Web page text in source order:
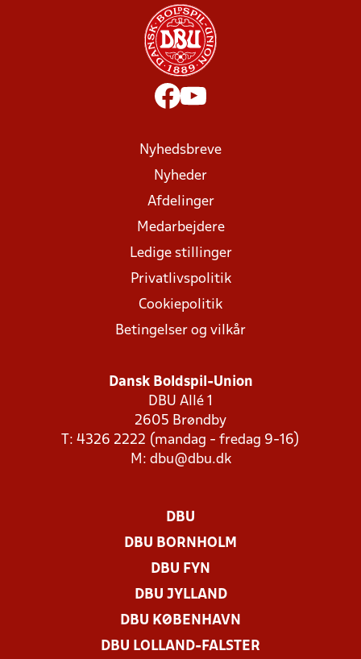
Nyhedsbreve
Nyheder
Afdelinger
Medarbejdere
Ledige stillinger
Privatlivspolitik
Cookiepolitik
Betingelser og vilkår
Dansk Boldspil-Union
DBU Allé 1
2605 Brøndby
T: 4326 2222 (mandag - fredag 9-16)
M: dbu@dbu.dk
DBU
DBU BORNHOLM
DBU FYN
DBU JYLLAND
DBU KØBENHAVN
DBU LOLLAND-FALSTER